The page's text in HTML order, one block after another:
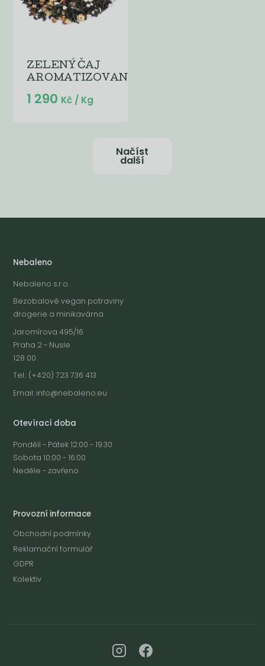
ZELENÝ ČAJ
AROMATIZOVANÝ...
1 290 Kč / Kg
Načíst
další
Nebaleno
Nebaleno s.r.o.
Bezobalové vegan potraviny
drogerie a minikavárna
Jaromírova 495/16
Praha 2 - Nusle
128 00
Tel.: (+420) 723 736 413
Email: info@nebaleno.eu
Otevírací doba
Pondělí - Pátek 12:00 - 19:30
Sobota 10:00 - 16:00
Neděle - zavřeno
Provozní informace
Obchodní podmínky
Reklamační formulář
GDPR
Kolektiv